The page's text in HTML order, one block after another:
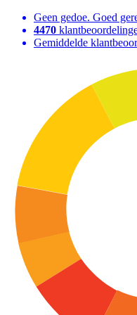
Geen gedoe. Goed
4470
Gemiddelde